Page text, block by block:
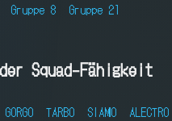
Gruppe 8
Gruppe 21
Squad-Fähigkeit
GORGO TARBO SIAMO
ALECTRO